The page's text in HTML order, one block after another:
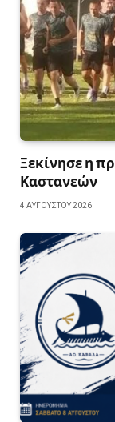
Ξεκίνησε η
Καστανεών
4 ΑΥΓΟΎΣΤΟΥ 2026